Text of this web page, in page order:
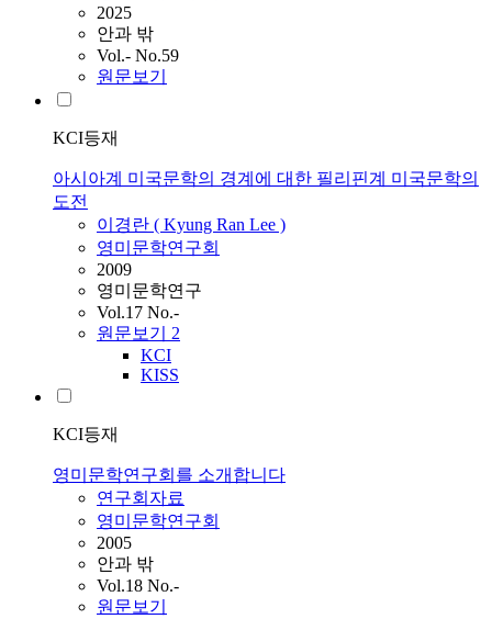
2025
안과 밖
Vol.- No.59
원문보기
KCI등재
아시아계 미국문학의 경계에 대한 필리핀계 미국문학의
도전
이경란 ( Kyung Ran Lee )
영미문학연구회
2009
영미문학연구
Vol.17 No.-
원문보기 2
KCI
KISS
KCI등재
영미문학연구회를 소개합니다
연구회자료
영미문학연구회
2005
안과 밖
Vol.18 No.-
원문보기